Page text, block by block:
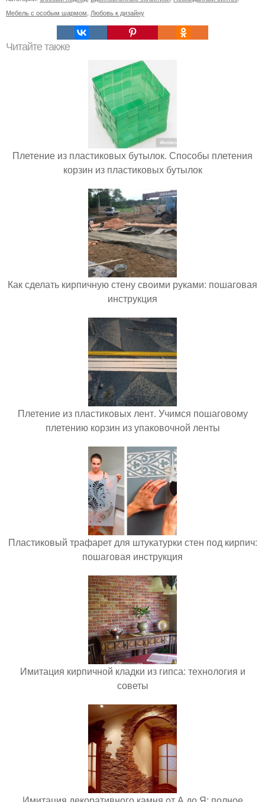
Мебель с особым шармом Любовь к дизайну
Читайте также
Плетение из пластиковых бутылок. Способы плетения
корзин из пластиковых бутылок
Как сделать кирпичную стену своими руками: пошаговая
инструкция
Плетение из пластиковых лент. Учимся пошаговому
плетению корзин из упаковочной ленты
Пластиковый трафарет для штукатурки стен под кирпич:
пошаговая инструкция
Имитация кирпичной кладки из гипса: технология и
советы